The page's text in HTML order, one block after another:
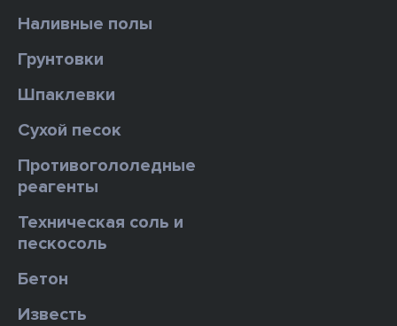
Наливные полы
Грунтовки
Шпаклевки
Сухой песок
Противогололедные
реагенты
Техническая соль и
пескосоль
Бетон
Известь